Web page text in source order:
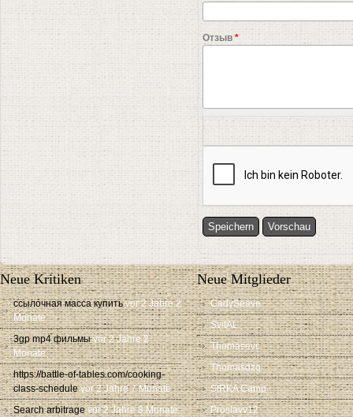
Отзыв *
Neue Kritiken
ссылочная масса купить vor 2 Jahre 2
Monate
3gp mp4 фильмы vor 2 Jahre 2
Monate
https://battle-of-tables.com/cooking-
class-schedule vor 2 Jahre 7 Monate
Search arbitrage vor 2 Jahre 8 Monate
Neue Mitglieder
CadySeave
SvitAL
Thomasevc
Thomasdzq
SIRKA Camp
Proslavv12